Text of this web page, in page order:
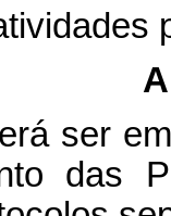
ser
das